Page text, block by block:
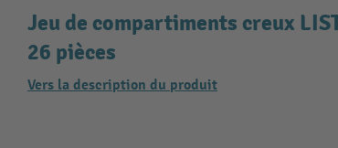
Jeu de compartiments creux
26 pièces
Vers la description du produit